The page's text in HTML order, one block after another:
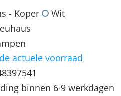
- Koper
Wit
actuele voorraad
binnen 6-9 werkdagen